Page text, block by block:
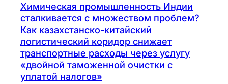
Химическая промышленность Индии
сталкивается с множеством проблем?
Как казахстанско-китайский
логистический коридор снижает
транспортные расходы через услугу
«двойной таможенной очистки с
уплатой налогов»